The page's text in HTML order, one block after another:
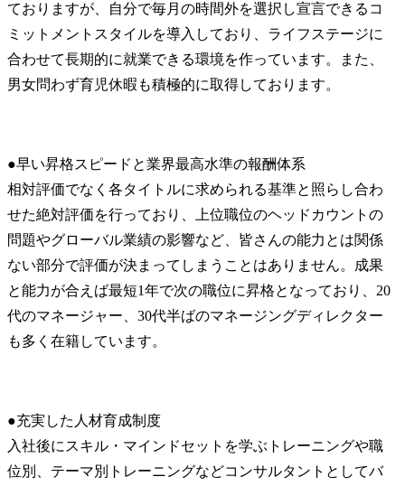
ておりますが、自分で毎月の時間外を選択し宣言できるコ
ミットメントスタイルを導入しており、ライフステージに
合わせて長期的に就業できる環境を作っています。また、
男女問わず育児休暇も積極的に取得しております。
●早い昇格スピードと業界最高水準の報酬体系
相対評価でなく各タイトルに求められる基準と照らし合わ
せた絶対評価を行っており、上位職位のヘッドカウントの
問題やグローバル業績の影響など、皆さんの能力とは関係
ない部分で評価が決まってしまうことはありません。成果
と能力が合えば最短1年で次の職位に昇格となっており、20
代のマネージャー、30代半ばのマネージングディレクター
も多く在籍しています。
●充実した人材育成制度
入社後にスキル・マインドセットを学ぶトレーニングや職
位別、テーマ別トレーニングなどコンサルタントとしてバ